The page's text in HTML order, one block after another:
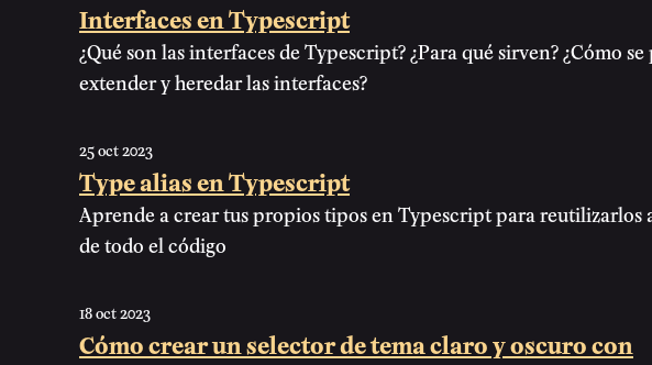
Interfaces en Typescript
¿Qué son las interfaces de Typescript? ¿Para qué sirven? ¿Cómo se
extender y heredar las interfaces?
25 oct 2023
Type alias en Typescript
Aprende a crear tus propios tipos en Typescript para reutilizarlos
de todo el código
18 oct 2023
Cómo crear un selector de tema claro y oscuro con